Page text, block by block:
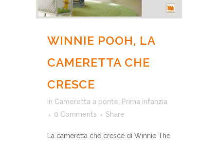
WINNIE POOH, LA
CAMERETTA CHE
CRESCE
in Cameretta a ponte, Prima infanzia
0 Comments
Share
La cameretta che cresce di Winnie The